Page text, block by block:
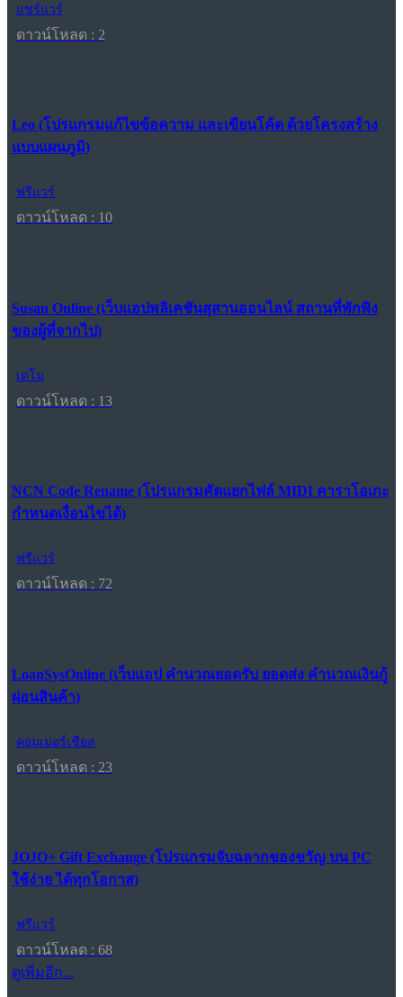
แชร์แวร์
ดาวน์โหลด : 2
Leo (โปรแกรมแก้ไขข้อความ และเขียนโค้ด ด้วยโครงสร้าง
แบบแผนภูมิ)
ฟรีแวร์
ดาวน์โหลด : 10
Susan Online (เว็บแอปพลิเคชันสุสานออนไลน์ สถานที่พักพิง
ของผู้ที่จากไป)
เดโม
ดาวน์โหลด : 13
NCN Code Rename (โปรแกรมคัดแยกไฟล์ MIDI คาราโอเกะ
กำหนดเงื่อนไขได้)
ฟรีแวร์
ดาวน์โหลด : 72
LoanSysOnline (เว็บแอป คำนวณยอดรับ ยอดส่ง คำนวณเงินกู้
ผ่อนสินค้า)
คอมเมอร์เชียล
ดาวน์โหลด : 23
JOJO+ Gift Exchange (โปรแกรมจับฉลากของขวัญ บน PC
ใช้ง่าย ได้ทุกโอกาส)
ฟรีแวร์
ดาวน์โหลด : 68
ดูเพิ่มอีก...